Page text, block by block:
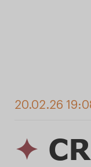
20.02.26
✦